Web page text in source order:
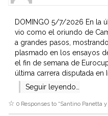
is
here.
Clickable
link
Author
page.
DOMINGO 5/7/2026 En la
vio como el oriundo de
a grandes pasos,
plasmado en los ensayos
el fin de semana de
última carrera disputada en
Seguir leyendo…
0 Responses to “Santino Panetta